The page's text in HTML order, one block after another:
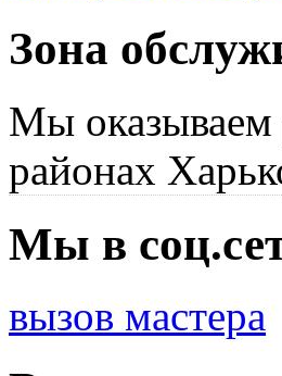
Зона
Мы оказываем
районах
Мы в
вызов мастера